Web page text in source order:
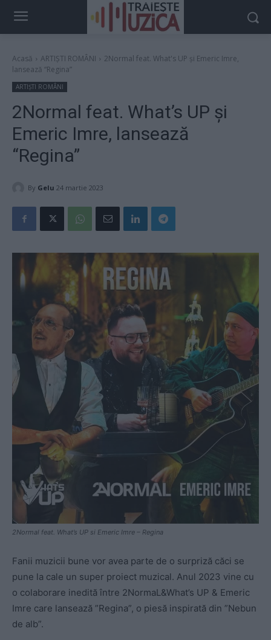
Acasă ARTIȘTI ROMÂNI
2Normal feat. What's UP și Emeric Imre,
lansează “Regina”
ARTIȘTI ROMÂNI
2Normal feat. What’s UP și
Emeric Imre, lansează
“Regina”
By Gelu 24 martie 2023
2Normal feat. What’s UP si Emeric Imre – Regina
Fanii muzicii bune vor avea parte de o surpriză căci se
pune la cale un super proiect muzical. Anul 2023 vine cu
o colaborare inedită între 2NormaL&What’s UP & Emeric
Imre care lansează ”Regina”, o piesă inspirată din ”Nebun
de alb”.